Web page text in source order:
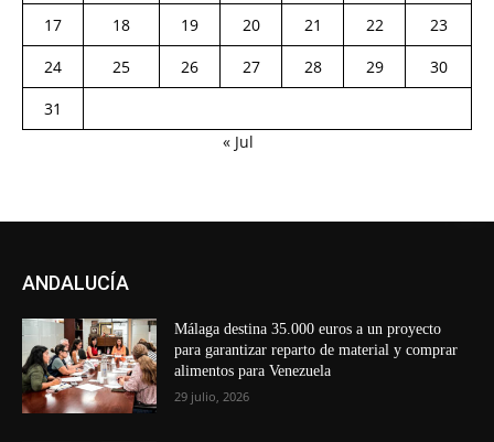
17
18 19 20 21 22
23
24
25 26 27 28 29
30
31
« Jul
ANDALUCÍA
Málaga destina 35.000 euros a un proyecto
para garantizar reparto de material y comprar
alimentos para Venezuela
29 julio, 2026